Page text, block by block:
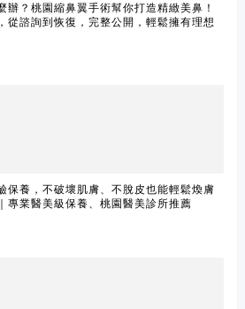
辦？桃園縮鼻翼手術幫你打造精緻美鼻！
從諮詢到恢復，完整公開，輕鬆擁有理想
保養，不破壞肌膚、不脫皮也能輕鬆煥膚
專業醫美級保養、桃園醫美診所推薦